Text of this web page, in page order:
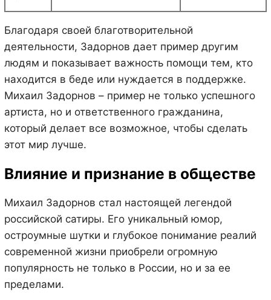
Благодаря своей благотворительной
деятельности, Задорнов дает пример другим
людям и показывает важность помощи тем, кто
находится в беде или нуждается в поддержке.
Михаил Задорнов – пример не только успешного
артиста, но и ответственного гражданина,
который делает все возможное, чтобы сделать
этот мир лучше.
Влияние и признание в обществе
Михаил Задорнов стал настоящей легендой
российской сатиры. Его уникальный юмор,
остроумные шутки и глубокое понимание реалий
современной жизни приобрели огромную
популярность не только в России, но и за ее
пределами.